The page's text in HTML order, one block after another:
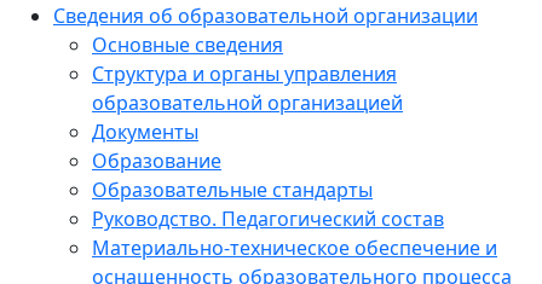
Сведения об образовательной организации
Основные сведения
Структура и органы управления
образовательной организацией
Документы
Образование
Образовательные стандарты
Руководство. Педагогический состав
Материально-техническое обеспечение и
оснащенность образовательного процесса